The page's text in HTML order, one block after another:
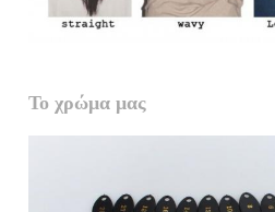
Το χρώμα μας